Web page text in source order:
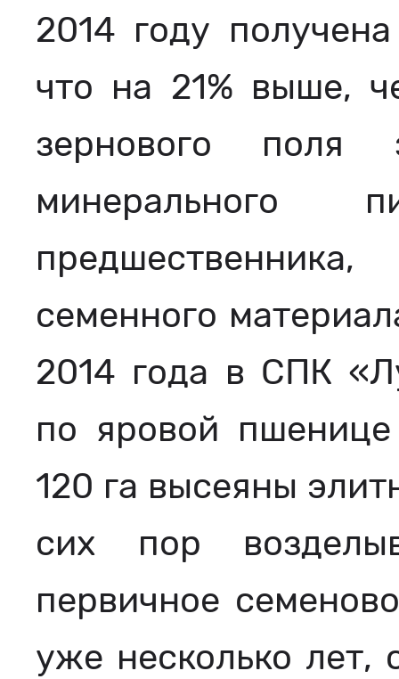
2014 году
что на 21% выше,
зернового
семенного
2014 года в СПК
по яровой
120 га высеяны
сих пор
первичное
уже несколько лет,